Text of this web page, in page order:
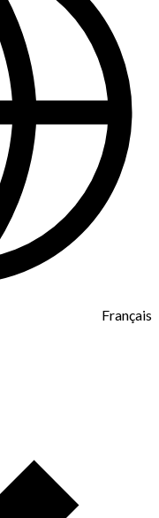
Français